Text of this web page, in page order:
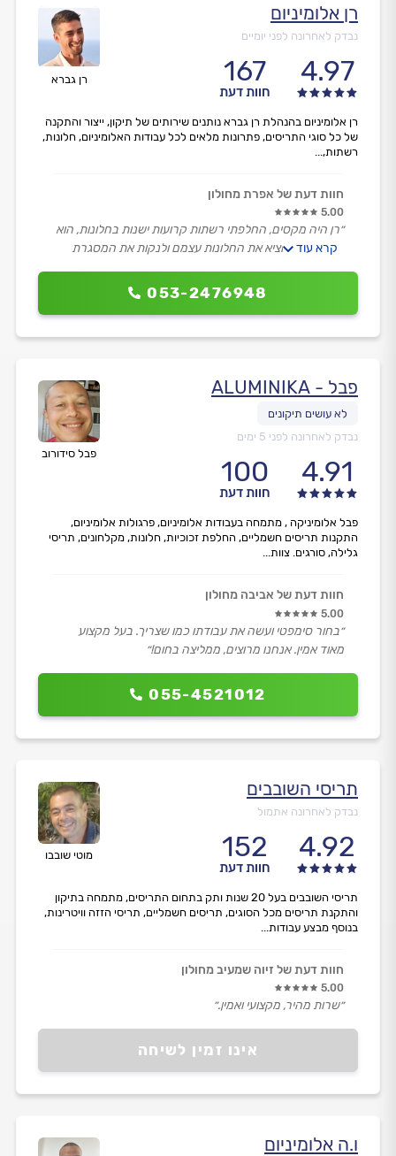
רן גברא
רן אלומיניום
נבדק לאחרונה לפני יומיים
4.97
167
חוות דעת
053-2476948
רן אלומיניום בהנהלת רן גברא נותנים שירותים של תיקון, ייצור והתקנה
של כל סוגי התריסים, פתרונות מלאים לכל עבודות האלומיניום, חלונות,
רשתות,...
חוות דעת של אפרת מחולון
5.00
״רן היה מקסים, החלפתי רשתות קרועות ישנות בחלונות, הוא
היה צריך להוציא את החלונות עצמם ולנקות את המסגרת
אפילו ניקה אחריו.
קרא עוד
פבל סידורוב
פבל - ALUMINIKA
נבדק לאחרונה לפני 5 ימים
4.91
100
חוות דעת
055-4521012
פבל אלומיניקה , מתמחה בעבודות אלומיניום, פרגולות אלומיניום,
התקנות תריסים חשמליים, החלפת זכוכיות, חלונות, מקלחונים, תריסי
גלילה, סורגים. צוות...
חוות דעת של אביבה מחולון
5.00
״בחור סימפטי ועשה את עבודתו כמו שצריך. בעל מקצוע
מאוד אמין. אנחנו מרוצים, ממליצה בחום!״
מוטי שובבו
תריסי השובבים
נבדק לאחרונה אתמול
4.92
152
חוות דעת
אינו זמין לשיחה
תריסי השובבים בעל 20 שנות ותק בתחום התריסים, מתמחה בתיקון
והתקנת תריסים מכל הסוגים, תריסים חשמליים, תריסי הזזה וויטרינות,
בנוסף מבצע עבודות...
חוות דעת של זיוה שמעיב מחולון
5.00
״שרות מהיר, מקצועי ואמין.״
ו.ה אלומיניום